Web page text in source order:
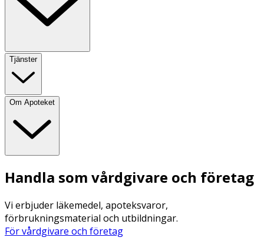
Tjänster
Om Apoteket
Handla som vårdgivare och företag
Vi erbjuder läkemedel, apoteksvaror,
förbrukningsmaterial och utbildningar.
För vårdgivare och företag